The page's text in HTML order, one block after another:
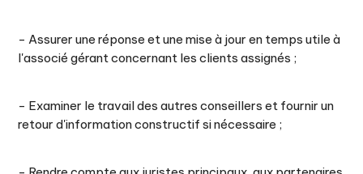
- Assurer une réponse et une mise à jour en temps utile à
l'associé gérant concernant les clients assignés ;
- Examiner le travail des autres conseillers et fournir un
retour d'information constructif si nécessaire ;